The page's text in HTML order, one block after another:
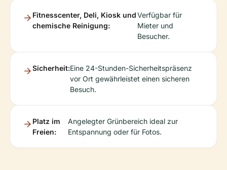
Fitnesscenter, Deli, Kiosk und
chemische Reinigung:
Verfügbar für
Mieter und
Besucher.
Sicherheit:Eine 24-Stunden-Sicherheitspräsenz
vor Ort gewährleistet einen sicheren
Besuch.
Platz im
Freien:
Angelegter Grünbereich ideal zur
Entspannung oder für Fotos.